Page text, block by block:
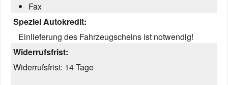
Fax
Speziel Autokredit:
Einlieferung des Fahrzeugscheins ist notwendig!
Widerrufsfrist:
Widerrufsfrist: 14 Tage